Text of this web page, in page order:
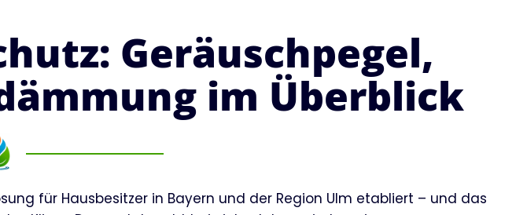
Geräuschpegel,
im Überblick
für Hausbesitzer in Bayern und der Region Ulm etabliert – und das